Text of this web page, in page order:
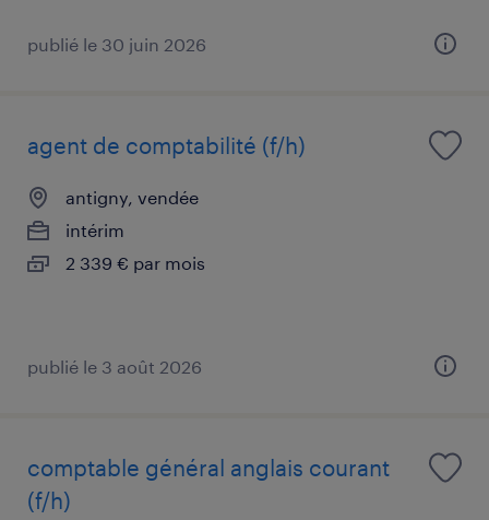
publié le 30 juin 2026
agent de comptabilité (f/h)
antigny, vendée
intérim
2 339 € par mois
publié le 3 août 2026
comptable général anglais courant
(f/h)